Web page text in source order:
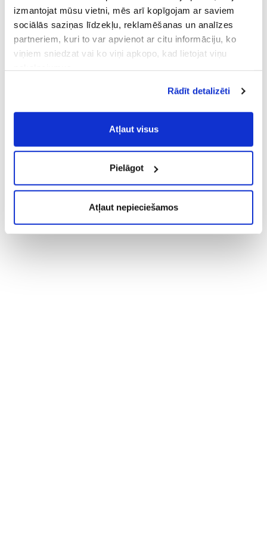
izmantojat mūsu vietni, mēs arī kopīgojam ar saviem
sociālās saziņas līdzekļu, reklamēšanas un analīzes
partneriem, kuri to var apvienot ar citu informāciju, ko
viņiem sniedzat vai ko viņi apkopo, kad lietojat viņu
Vispārīgiem vietnes lietošanas
noteikumiem(saīsināti - VVLN).
Rādīt detalizēti
Atļaut visus
Pielāgot
Atļaut nepieciešamos